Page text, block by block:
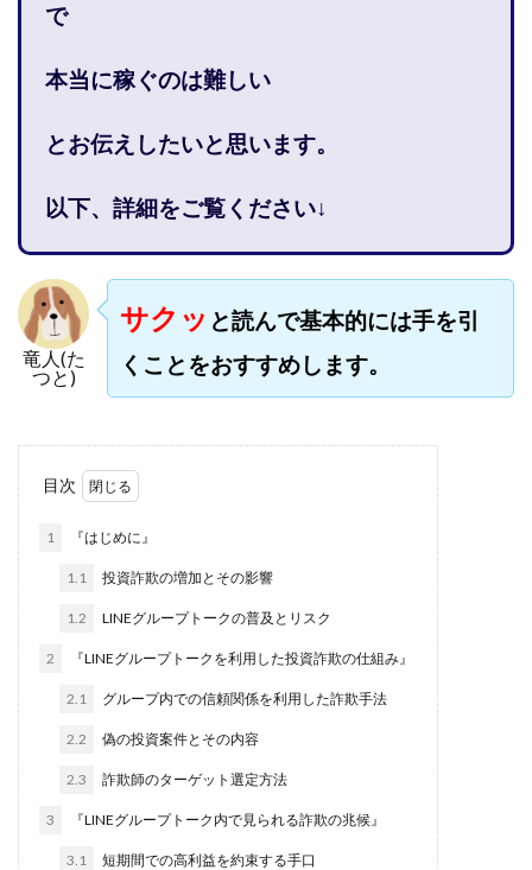
で
本当に稼ぐのは難しい
とお伝えしたいと思います。
以下、詳細をご覧ください↓
竜人(た
つと)
サクッ と読んで基本的には手を引
くことをおすすめします。
目次
1 『はじめに』
1.1 投資詐欺の増加とその影響
1.2 LINEグループトークの普及とリスク
2 『LINEグループトークを利用した投資詐欺の仕組み』
2.1 グループ内での信頼関係を利用した詐欺手法
2.2 偽の投資案件とその内容
2.3 詐欺師のターゲット選定方法
3 『LINEグループトーク内で見られる詐欺の兆候』
3.1 短期間での高利益を約束する手口
株式会社monokoko
株式会社Link Partners
株式会社BANKER6
株式会社Be honest
株式会社Continue Marketing LAB
株式会社FC
株式会社FEEL
株式会社first
株式会社FrontShine
株式会社GENERALHAWK
株式会社gleam
株式会社GOLAZO
株式会社greed
株式会社H・S
株式会社H.S
株式会社ICC
手塚 久典
大川康治
塩田沙代
大原哲男
大島眞理子
大川智宏
坂本よしたか
大森淳弘 大田賢二
大西良幸
奥野雄二
安達健太朗
合同会社ミドル
合同会社アドバンス
合同会社ウェルファースト
合同会社クラウドジャパン
合同会社サウザントレフト
合同会社サバイバルグランピング
合同会社シームレス